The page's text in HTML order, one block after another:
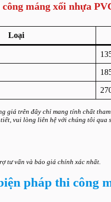
máng xối nhựa
Loại
giá trên đây chỉ mang tính chất
vui lòng liên hệ với chúng tôi qua
tư vấn và báo giá chính xác nhất.
pháp thi công